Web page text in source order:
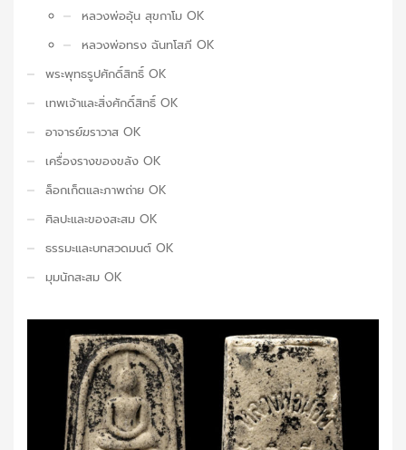
หลวงพ่ออุ้น สุขกาโม OK
หลวงพ่อทรง ฉันทโสภี OK
พระพุทธรูปศักดิ์สิทธิ์ OK
เทพเจ้าและสิ่งศักดิ์สิทธิ์ OK
อาจารย์ฆราวาส OK
เครื่องรางของขลัง OK
ล็อกเก็ตและภาพถ่าย OK
ศิลปะและของสะสม OK
ธรรมะและบทสวดมนต์ OK
มุมนักสะสม OK